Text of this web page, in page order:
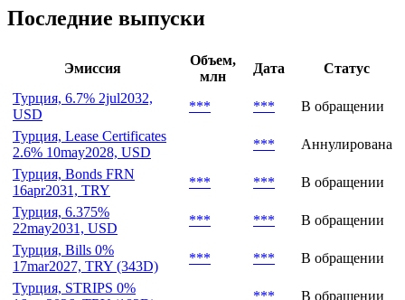
Последние выпуски
Эмиссия
Объем,
млн
Дата
Статус
Турция, 6.7% 2jul2032,
USD
*** ***
В обращении
Турция, Lease Certificates
2.6% 10may2028, USD
***
Аннулирована
Турция, Bonds FRN
16apr2031, TRY
*** ***
В обращении
Турция, 6.375%
22may2031, USD
*** ***
В обращении
Турция, Bills 0%
17mar2027, TRY (343D)
*** ***
В обращении
Турция, STRIPS 0%
*** В обращении